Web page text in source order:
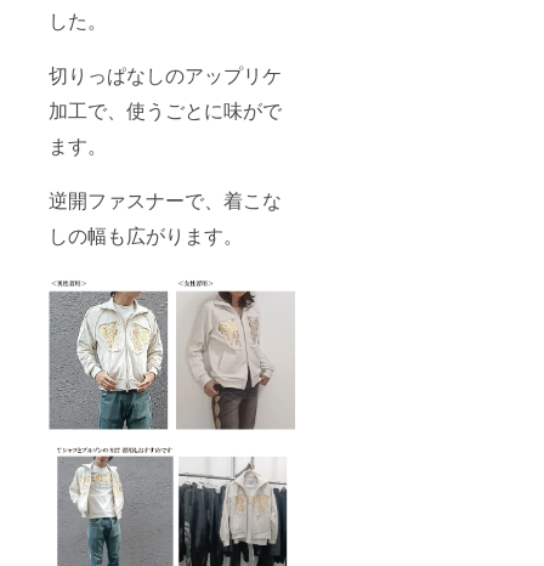
した。
切りっぱなしのアップリケ
加工で、使うごとに味がで
ます。
逆開ファスナーで、着こな
しの幅も広がります。